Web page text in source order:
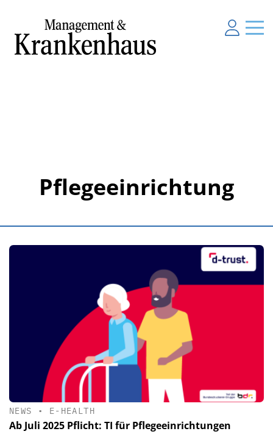
Pflegeeinrichtung
NEWS • E-HEALTH
Ab Juli 2025 Pflicht: TI für Pflegeeinrichtungen